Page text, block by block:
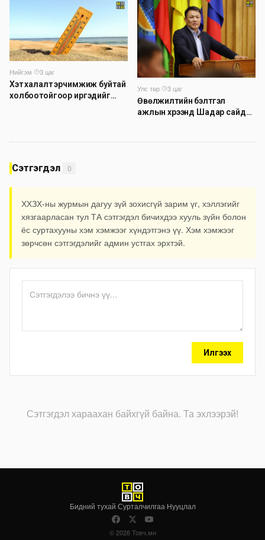
системээр зохион байгуулна
борооны ус зайлуулах
шугамын хөндлөн сэтэлгээ
хийнэ
Нийгэм·
3 цаг
Хэт халалт эрчимжиж буйтай
холбоотойгоор иргэдийг
Улс төр·
3 цаг
Өвөлжилтийн бэлтгэл
ажлын хүрээнд Шадар сайд
Сэтгэгдэл 0
ХХЗХ-ны журмын дагуу зүй зохисгүй зарим үг, хэллэгийг
хязгаарласан тул ТА сэтгэгдэл бичихдээ хууль зүйн болон
ёс суртахууны хэм хэмжээг хүндэтгэнэ үү. Хэм хэмжээг
зөрчсөн сэтгэгдэлийг админ устгах эрхтэй.
Илгээх
Сэтгэгдэл хараахан байхгүй байна. Та эхлээрэй!
Бидний тухай·Сурталчилгаа·Нууцлал
© 2026 Товч.мн